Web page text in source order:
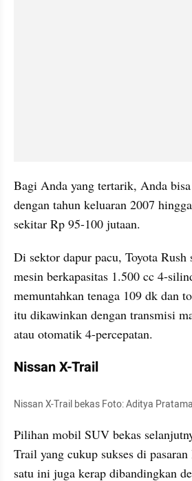
Bagi Anda yang tertarik, Anda
dengan tahun keluaran 2007
sekitar Rp 95-100 jutaan.
Di sektor dapur pacu, Toyota Rush
mesin berkapasitas 1.500 cc 4-
memuntahkan tenaga 109 dk dan
itu dikawinkan dengan transmisi
atau otomatik 4-percepatan.
Nissan X-Trail
Nissan X-Trail bekas Foto: Aditya
Pilihan mobil SUV bekas
Trail yang cukup sukses di
satu ini juga kerap dibandingkan